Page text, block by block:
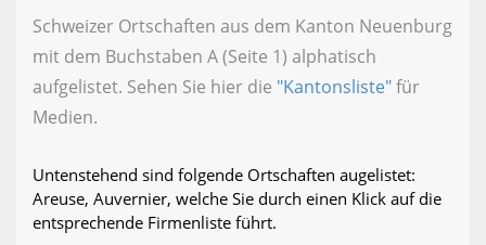
Schweizer Ortschaften aus dem Kanton Neuenburg
mit dem Buchstaben A (Seite 1) alphatisch
aufgelistet. Sehen Sie hier die "Kantonsliste"für
Medien.
Untenstehend sind folgende Ortschaften augelistet:
Areuse, Auvernier, welche Sie durch einen Klick auf die
entsprechende Firmenliste führt.